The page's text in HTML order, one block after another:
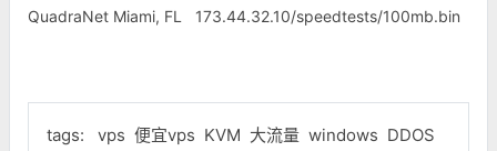
QuadraNet Miami, FL 173.44.32.10/speedtests/100mb.bin
tags: vps 便宜vps KVM 大流量 windows DDOS